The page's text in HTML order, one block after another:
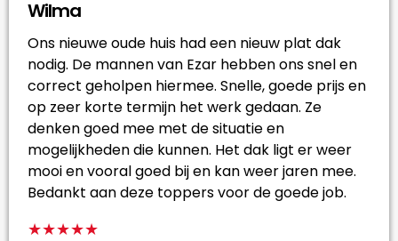
Wilma
Ons nieuwe oude huis had een nieuw plat dak
nodig. De mannen van Ezar hebben ons snel en
correct geholpen hiermee. Snelle, goede prijs en
op zeer korte termijn het werk gedaan. Ze
denken goed mee met de situatie en
mogelijkheden die kunnen. Het dak ligt er weer
mooi en vooral goed bij en kan weer jaren mee.
Bedankt aan deze toppers voor de goede job.
★★★★★